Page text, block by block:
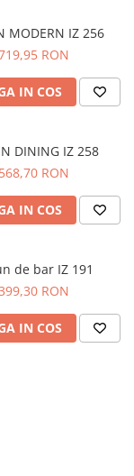
MODERN IZ 256
RON
IN COS
DINING IZ 258
568,70 RON
IN COS
de bar IZ 191
RON
IN COS